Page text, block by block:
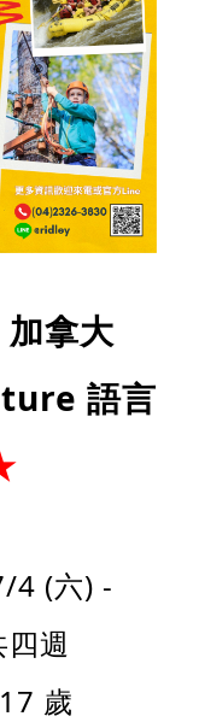
拿大
語言
4 (六) -
週
歲